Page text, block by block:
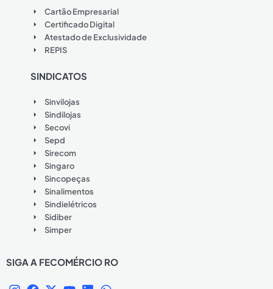
Cartão Empresarial
Certificado Digital
Atestado de Exclusividade
REPIS
SINDICATOS
Sinvilojas
Sindilojas
Secovi
Sepd
Sirecom
Singaro
Sincopeças
Sinalimentos
Sindielétricos
Sidiber
Simper
SIGA A FECOMÉRCIO RO